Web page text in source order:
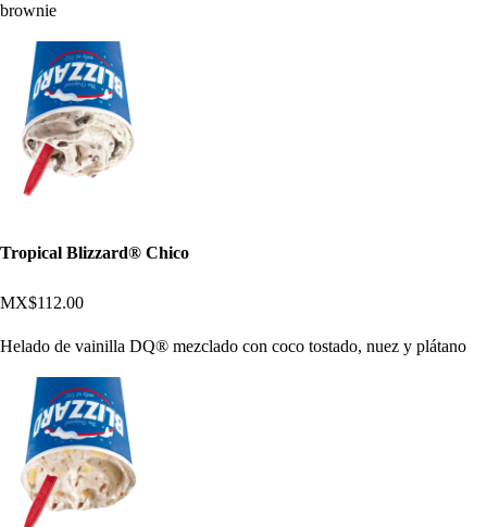
brownie
Tropical Blizzard® Chico
MX$112.00
Helado de vainilla DQ® mezclado con coco tostado, nuez y plátano